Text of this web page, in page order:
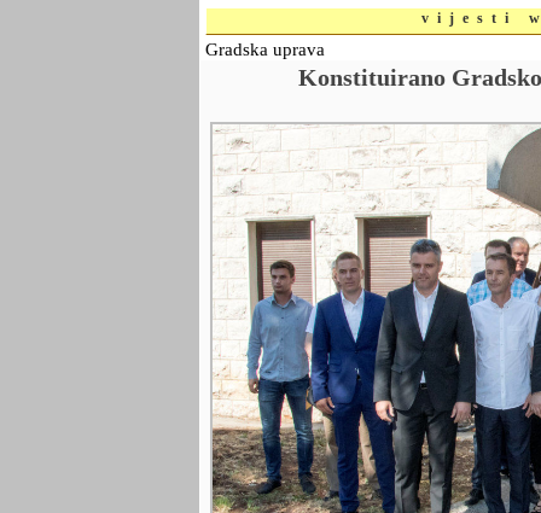
vijesti
Gradska uprava
Konstituirano